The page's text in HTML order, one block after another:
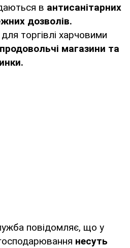
в антисанітарних
дозволів.
торгівлі харчовими
продовольчі магазини та
повідомляє, що у
несуть